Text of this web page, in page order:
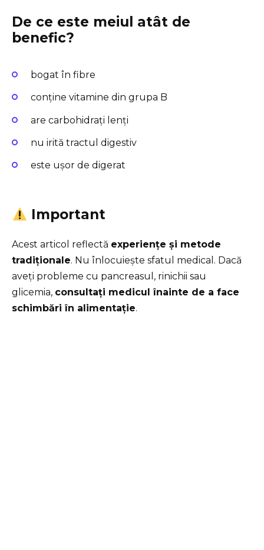
De ce este meiul atât de
benefic?
bogat în fibre
conține vitamine din grupa B
are carbohidrați lenți
nu irită tractul digestiv
este ușor de digerat
Important
Acest articol reflectă experiențe și metode
tradiționale. Nu înlocuiește sfatul medical. Dacă
aveți probleme cu pancreasul, rinichii sau
glicemia, consultați medicul înainte de a face
schimbări în alimentație.